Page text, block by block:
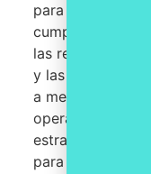
para mantener
cumplimiento
las regulaciones
y las empresas
a medida que se
operaciones. Sin
estrategias que
para abordar